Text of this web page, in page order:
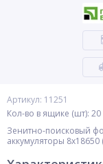
Артикул: 11251
Кол-во в ящике (шт): 20
Зенитно-поисковый
аккумуляторы 8x18650